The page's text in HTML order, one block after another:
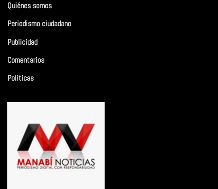
Quiénes somos
Periodismo ciudadano
Publicidad
Comentarios
Políticas